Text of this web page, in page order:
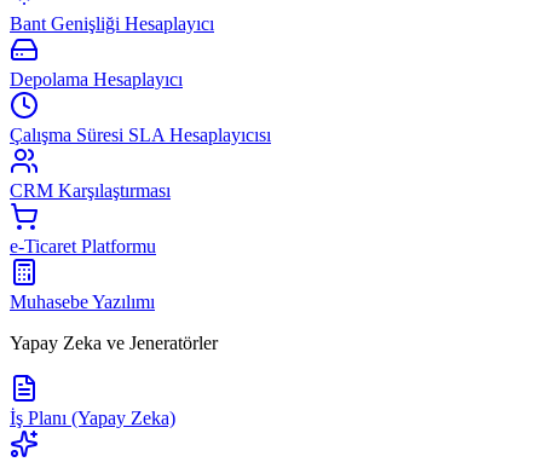
Bant Genişliği Hesaplayıcı
Depolama Hesaplayıcı
Çalışma Süresi SLA Hesaplayıcısı
CRM Karşılaştırması
e-Ticaret Platformu
Muhasebe Yazılımı
Yapay Zeka ve Jeneratörler
İş Planı (Yapay Zeka)